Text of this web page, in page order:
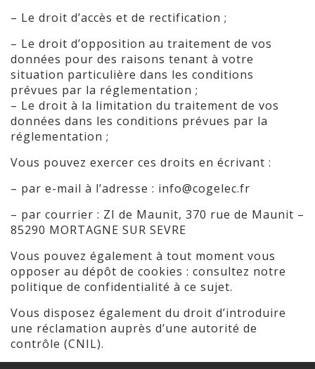
– Le droit d’accès et de rectification ;
– Le droit d’opposition au traitement de vos
données pour des raisons tenant à votre
situation particulière dans les conditions
prévues par la réglementation ;
– Le droit à la limitation du traitement de vos
données dans les conditions prévues par la
réglementation ;
Vous pouvez exercer ces droits en écrivant :
– par e-mail à l’adresse : info@cogelec.fr
– par courrier : ZI de Maunit, 370 rue de Maunit –
85290 MORTAGNE SUR SEVRE
Vous pouvez également à tout moment vous
opposer au dépôt de cookies : consultez notre
politique de confidentialité à ce sujet.
Vous disposez également du droit d’introduire
une réclamation auprès d’une autorité de
contrôle (CNIL).